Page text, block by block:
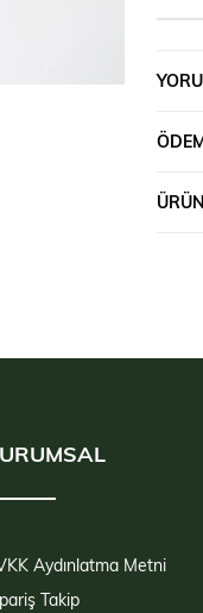
Aydınlatma Metni
Takip